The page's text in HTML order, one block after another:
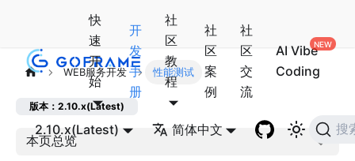
快
速
开
始
开
发
手
册
社
区
教
程
社
区
案
例
社
区
交
流
AI Vibe
Coding
2.10.x(Latest) 简体中文 搜
WEB服务开发 性能测试
版本：2.10.x(Latest)
本页总览